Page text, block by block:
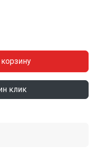
корзину
клик